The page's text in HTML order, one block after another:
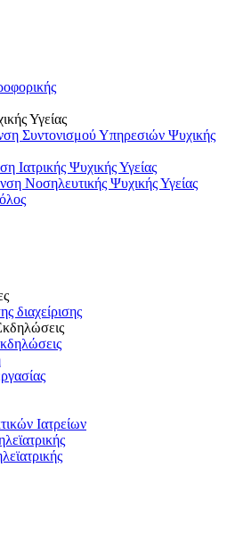
Υγείας
Συντονισμού Υπηρεσιών Ψυχικής
Ιατρικής Ψυχικής Υγείας
Νοσηλευτικής Ψυχικής Υγείας
διαχείρισης
Ιατρείων